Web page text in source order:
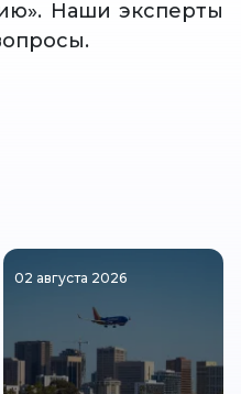
Наши эксперты
02 августа 2026